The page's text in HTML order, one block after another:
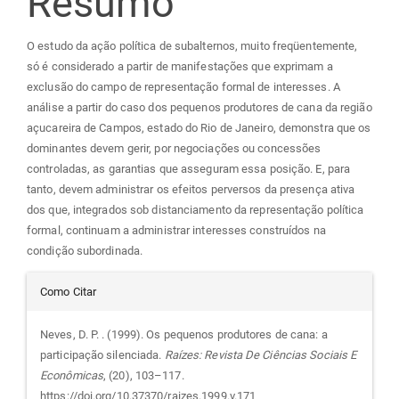
artigo
principal
O estudo da ação política de subalternos, muito freqüentemente,
só é considerado a partir de manifestações que exprimam a
exclusão do campo de representação formal de interesses. A
análise a partir do caso dos pequenos produtores de cana da região
açucareira de Campos, estado do Rio de Janeiro, demonstra que os
dominantes devem gerir, por negociações ou concessões
controladas, as garantias que asseguram essa posição. E, para
tanto, devem administrar os efeitos perversos da presença ativa
dos que, integrados sob distanciamento da representação política
formal, continuam a administrar interesses construídos na
condição subordinada.
Detalhes
do
artigo
Como Citar
Neves, D. P. . (1999). Os pequenos produtores de cana: a
participação silenciada. Raízes: Revista De Ciências Sociais E
Econômicas, (20), 103–117.
https://doi.org/10.37370/raizes.1999.v.171